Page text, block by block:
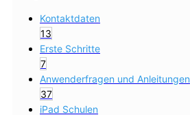
Kontaktdaten
13
Erste Schritte
7
Anwenderfragen und Anleitungen
37
iPad Schulen